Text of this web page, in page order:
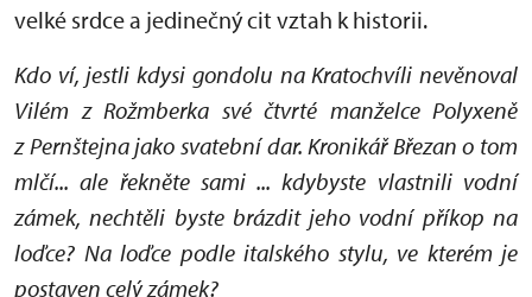
velké srdce a jedinečný cit vztah k historii.
Kdo ví, jestli kdysi gondolu na Kratochvíli nevěnoval
Vilém z Rožmberka své čtvrté manželce Polyxeně
z Pernštejna jako svatební dar. Kronikář Březan o tom
mlčí... ale řekněte sami ... kdybyste vlastnili vodní
zámek, nechtěli byste brázdit jeho vodní příkop na
loďce? Na loďce podle italského stylu, ve kterém je
postaven celý zámek?